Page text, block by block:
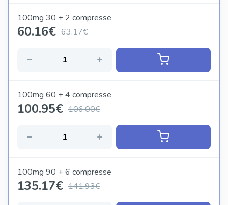
100mg 30 + 2 compresse
60.16€ 63.17€
100mg 60 + 4 compresse
100.95€ 106.00€
100mg 90 + 6 compresse
135.17€ 141.93€